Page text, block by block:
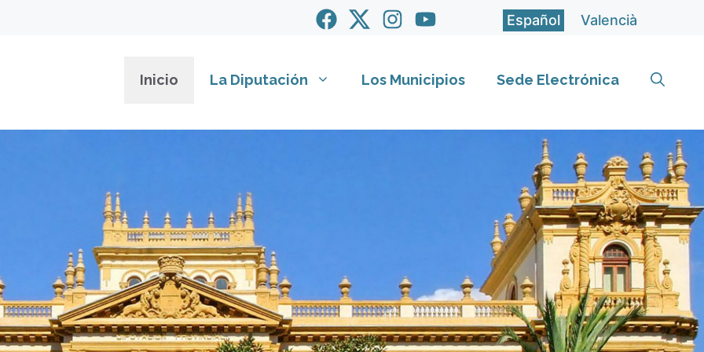
Español Valencià
Inicio La Diputación Los Municipios Sede Electrónica